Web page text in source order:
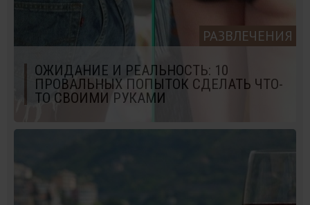
РАЗВЛЕЧЕНИЯ
ОЖИДАНИЕ И РЕАЛЬНОСТЬ: 10
ПРОВАЛЬНЫХ ПОПЫТОК СДЕЛАТЬ ЧТО-
ТО СВОИМИ РУКАМИ